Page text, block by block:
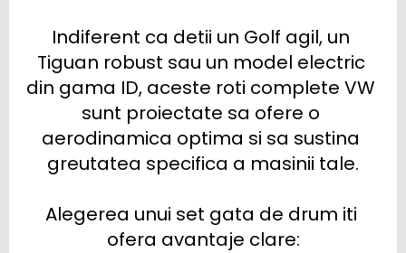
Indiferent ca detii un Golf agil, un
Tiguan robust sau un model electric
din gama ID, aceste roti complete VW
sunt proiectate sa ofere o
aerodinamica optima si sa sustina
greutatea specifica a masinii tale.
Alegerea unui set gata de drum iti
ofera avantaje clare: